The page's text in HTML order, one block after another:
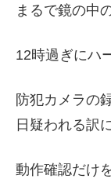
まるで鏡の中
12時過ぎにハ
防犯カメラの
日疑われる訳
動作確認だけ